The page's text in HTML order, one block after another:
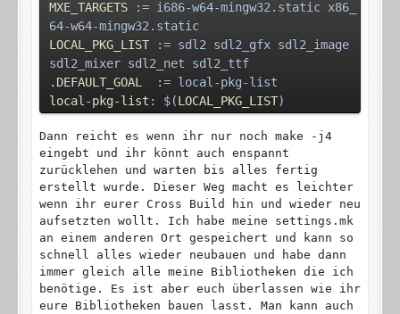
MXE_TARGETS := i686-w64-mingw32.static x86_
64-w64-mingw32.static
LOCAL_PKG_LIST := sdl2 sdl2_gfx sdl2_image
sdl2_mixer sdl2_net sdl2_ttf
.DEFAULT_GOAL
  := local-pkg-list
local-pkg-list : $(LOCAL_PKG_LIST)
Dann reicht es wenn ihr nur noch make -j4
eingebt und ihr könnt auch enspannt
zurücklehen und warten bis alles fertig
erstellt wurde. Dieser Weg macht es leichter
wenn ihr eurer Cross Build hin und wieder neu
aufsetzten wollt. Ich habe meine settings.mk
an einem anderen Ort gespeichert und kann so
schnell alles wieder neubauen und habe dann
immer gleich alle meine Bibliotheken die ich
benötige. Es ist aber euch überlassen wie ihr
eure Bibliotheken bauen lasst. Man kann auch